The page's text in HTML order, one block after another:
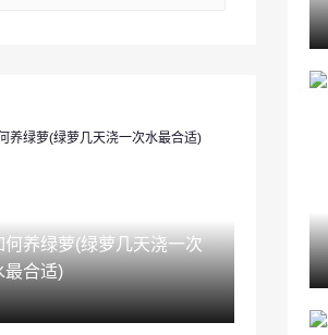
何养绿萝(绿萝几天浇一次
最合适)